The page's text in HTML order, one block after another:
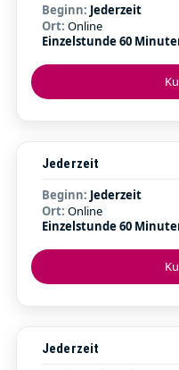
Beginn: Jederzeit
Ort: Online
Einzelstunde 60
Jederzeit
Beginn: Jederzeit
Ort: Online
Einzelstunde 60
Jederzeit